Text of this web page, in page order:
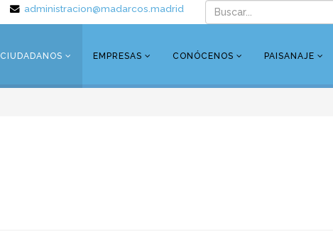
administracion@madarcos.madrid
CIUDADANOS EMPRESAS CONÓCENOS PAISANAJE